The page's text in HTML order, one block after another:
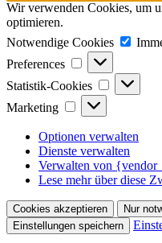
Wir verwenden Cookies, um
optimieren.
Notwendige Cookies
Preferences
Preferences
Statistik-Cookies
Statistik-
Cookies
Marketing
Marketing
Optionen verwalten
Dienste verwalten
Verwalten von
Lese mehr über diese
Cookies akzeptieren Nur
Einstellungen speichern